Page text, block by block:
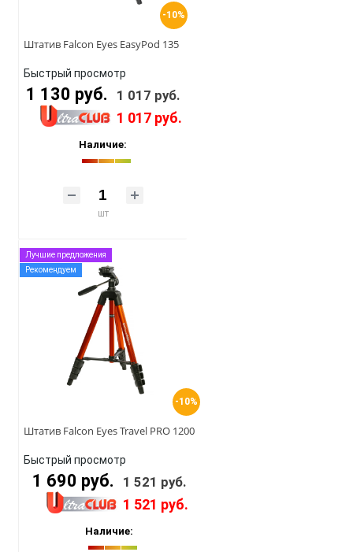
-10%
Штатив Falcon Eyes EasyPod 135
Быстрый просмотр
1 130 руб. 1 017 руб.
1 017 руб.
Наличие:
шт
-10%
Лучшие предложения
Рекомендуем
Штатив Falcon Eyes Travel PRO 1200
Быстрый просмотр
1 690 руб. 1 521 руб.
1 521 руб.
Наличие: